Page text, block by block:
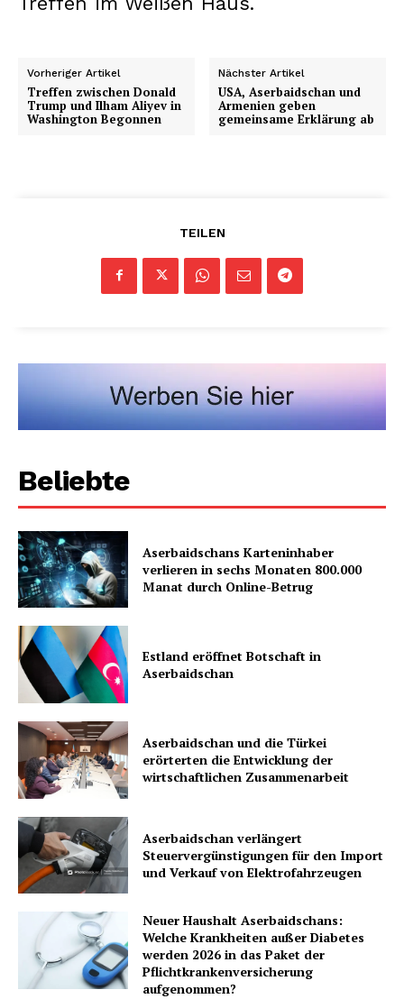
Vorheriger Artikel
Treffen zwischen Donald
Trump und Ilham Aliyev in
Washington Begonnen
Nächster Artikel
USA, Aserbaidschan und
Armenien geben
gemeinsame Erklärung ab
TEILEN
Beliebte
Aserbaidschans Karteninhaber
verlieren in sechs Monaten 800.000
Manat durch Online-Betrug
Estland eröffnet Botschaft in
Aserbaidschan
Aserbaidschan und die Türkei
erörterten die Entwicklung der
wirtschaftlichen Zusammenarbeit
Aserbaidschan verlängert
Steuervergünstigungen für den Import
und Verkauf von Elektrofahrzeugen
Neuer Haushalt Aserbaidschans:
Welche Krankheiten außer Diabetes
werden 2026 in das Paket der
Pflichtkrankenversicherung
aufgenommen?